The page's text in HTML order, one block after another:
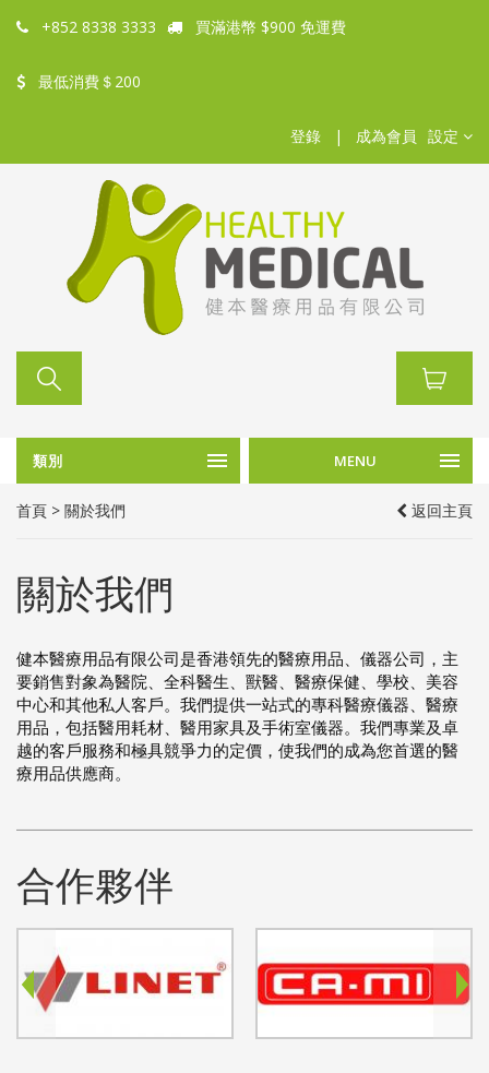
+852 8338 3333 買滿港幣 $900 免運費
最低消費＄200
登錄 | 成為會員 設定
類別 MENU
首頁 > 關於我們 返回主頁
關於我們
健本醫療用品有限公司是香港領先的醫療用品、儀器公司，主
要銷售對象為醫院、全科醫生、獸醫、醫療保健、學校、美容
中心和其他私人客戶。我們提供一站式的專科醫療儀器、醫療
用品，包括醫用耗材、醫用家具及手術室儀器。我們專業及卓
越的客戶服務和極具競爭力的定價，使我們的成為您首選的醫
療用品供應商。
合作夥伴